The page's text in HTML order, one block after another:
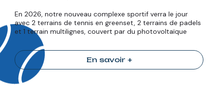
En 2026, notre nouveau complexe sportif verra le jour
avec 2 terrains de tennis en greenset, 2 terrains de padels
et 1 terrain multilignes, couvert par du photovoltaïque
En savoir +